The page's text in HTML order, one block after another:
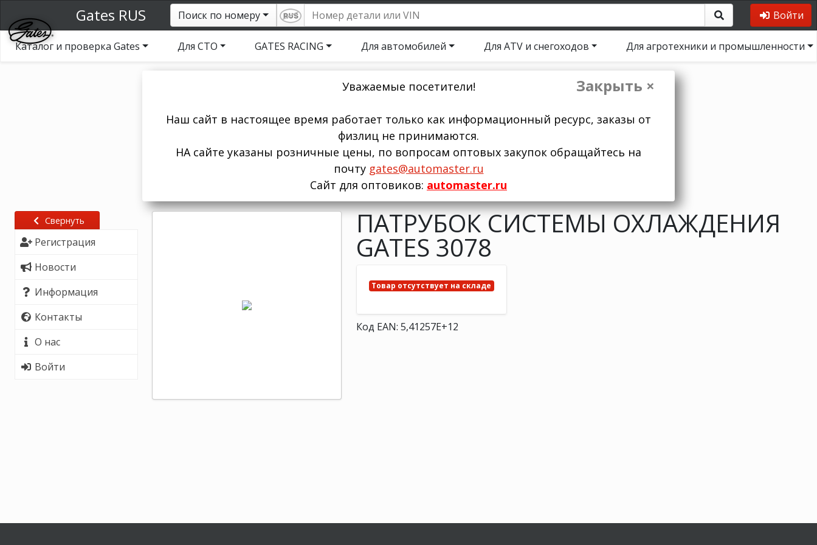
Gates RUS Поиск по номеру Войти
Каталог и проверка Gates Для СТО GATES RACING Для автомобилей Для ATV и снегоходов Для агротехники и промышленности
Закрыть ×
Уважаемые посетители!
Наш сайт в настоящее время работает только как информационный ресурс, заказы от
физлиц не принимаются.
НА сайте указаны розничные цены, по вопросам оптовых закупок обращайтесь на
почту gates@automaster.ru
Сайт для оптовиков: automaster.ru
Свернуть
Регистрация
Новости
Информация
Контакты
О нас
Войти
ПАТРУБОК СИСТЕМЫ ОХЛАЖДЕНИЯ
GATES 3078
Товар отсутствует на складе
Код EAN: 5,41257E+12